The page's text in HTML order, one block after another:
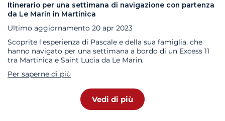
Itinerario per una settimana di navigazione con partenza
da Le Marin in Martinica
Ultimo aggiornamento 20 apr 2023
Scoprite l'esperienza di Pascale e della sua famiglia, che
hanno navigato per una settimana a bordo di un Excess 11
tra Martinica e Saint Lucia da Le Marin.
Per saperne di più
Vedi di più